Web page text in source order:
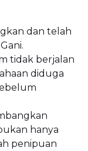
dan telah
tidak berjalan
diduga
hanya
penipuan